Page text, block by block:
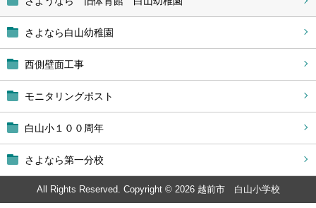
さよなら白山幼稚園
西側壁面工事
モニタリングポスト
白山小１００周年
さよなら第一分校
All Rights Reserved. Copyright © 2026 越前市 白山小学校